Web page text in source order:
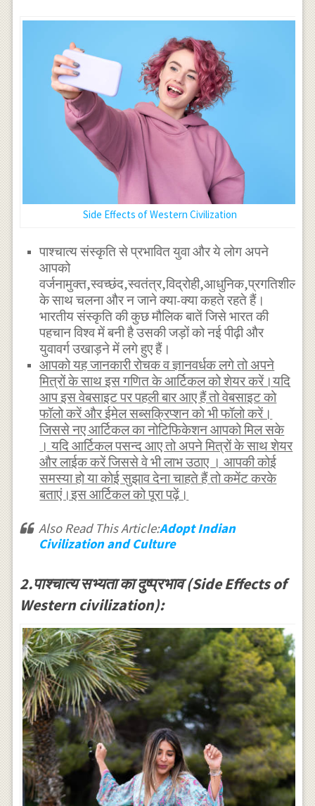
Side Effects of Western Civilization
पाश्चात्य संस्कृति से प्रभावित युवा और ये लोग अपने
आपको
के साथ चलना और न जाने क्या-क्या कहते रहते हैं।
भारतीय संस्कृति की कुछ मौलिक बातें जिसे भारत की
पहचान विश्व में बनी है उसकी जड़ों को नई पीढ़ी और
युवावर्ग उखाड़ने में लगे हुए हैं।
आपको यह जानकारी रोचक व ज्ञानवर्धक लगे तो अपने
मित्रों के साथ इस गणित के आर्टिकल को शेयर करें।यदि
आप इस वेबसाइट पर पहली बार आए हैं तो वेबसाइट को
फॉलो करें और ईमेल सब्सक्रिप्शन को भी फॉलो करें।
जिससे नए आर्टिकल का नोटिफिकेशन आपको मिल सके
। यदि आर्टिकल पसन्द आए तो अपने मित्रों के साथ शेयर
और लाईक करें जिससे वे भी लाभ उठाए । आपकी कोई
समस्या हो या कोई सुझाव देना चाहते हैं तो कमेंट करके
बताएं।इस आर्टिकल को पूरा पढ़ें।
Also Read This Article:Adopt Indian
Civilization and Culture
2.पाश्चात्य सभ्यता का दुष्प्रभाव (Side Effects of
Western civilization):